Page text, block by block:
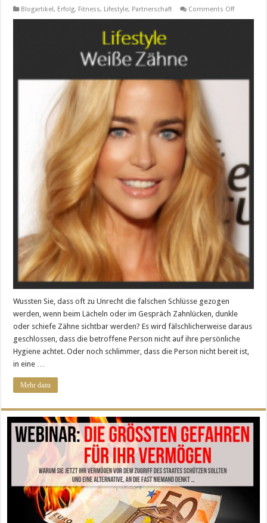
Blogartikel, Erfolg, Fitness, Lifestyle, Partnerschaft Comments Offon
und
Wussten Sie, dass oft zu Unrecht die falschen Schlüsse gezogen
werden, wenn beim Lächeln oder im Gespräch Zahnlücken, dunkle
oder schiefe Zähne sichtbar werden? Es wird fälschlicherweise daraus
geschlossen, dass die betroffene Person nicht auf ihre persönliche
Hygiene achtet. Oder noch schlimmer, dass die Person nicht bereit ist,
in eine …
Mehr dazu